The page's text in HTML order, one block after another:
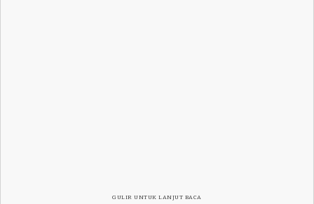
GULIR UNTUK LANJUT BACA